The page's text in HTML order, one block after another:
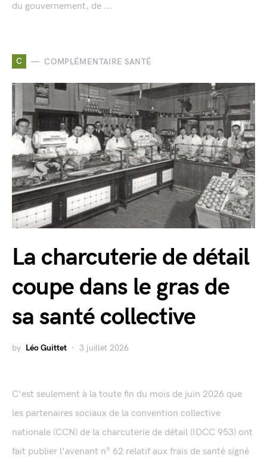
du gouvernement, de ...
C COMPLÉMENTAIRE SANTÉ
La charcuterie de détail
coupe dans le gras de
sa santé collective
by Léo Guittet 3 juillet 2026
C'est seulement à la toute fin du mois de juin 2026 que
les partenaires sociaux de la convention collective
nationale (CCN) de la charcuterie de détail (IDCC 953) ont
fait publier l'avenant n° 62 relatif aux frais de santé signé